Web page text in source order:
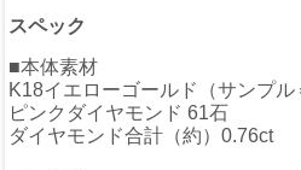
スペック
■本体素材
K18イエローゴールド（サンプル
ピンクダイヤモンド 61石
ダイヤモンド合計（約）0.76ct